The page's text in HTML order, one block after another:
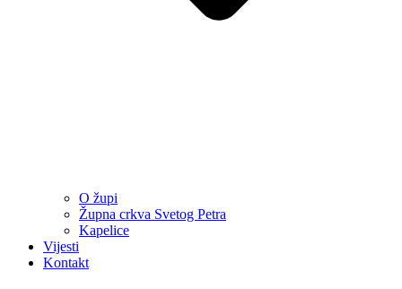
O župi
Župna crkva Svetog Petra
Kapelice
Vijesti
Kontakt